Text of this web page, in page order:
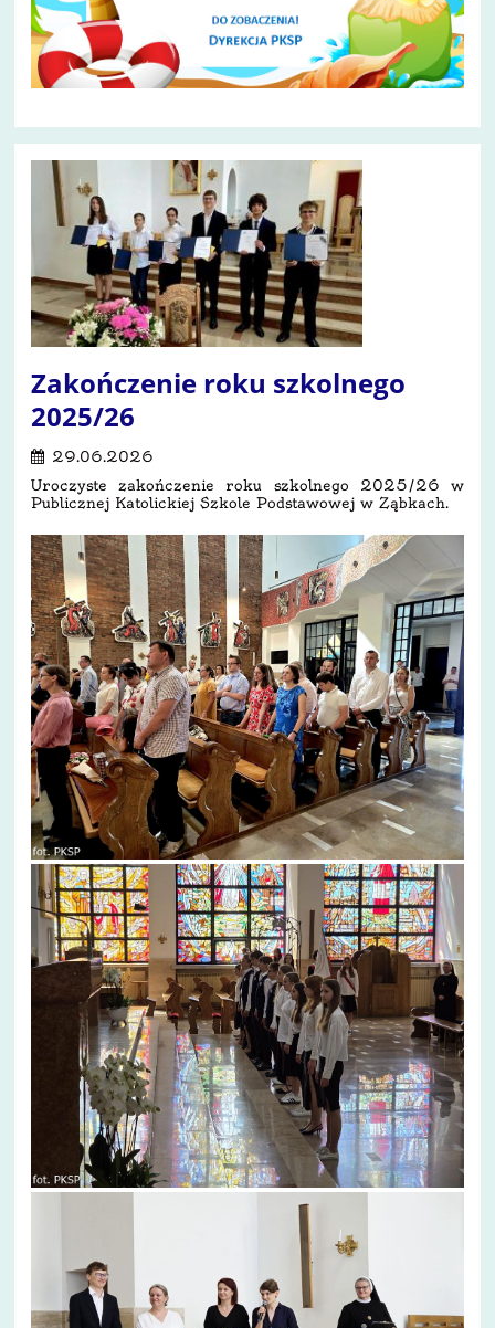
Zakończenie roku szkolnego
2025/26
29.06.2026
Uroczyste zakończenie roku szkolnego 2025/26 w
Publicznej Katolickiej Szkole Podstawowej w Ząbkach.